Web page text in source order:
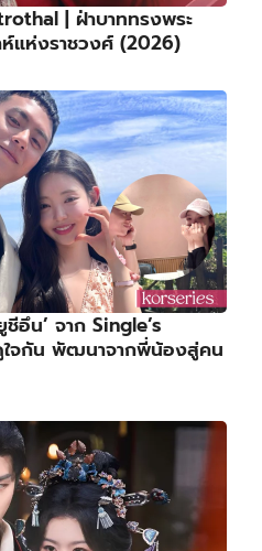
| ฝ่าบาททรงพระ
ห่งราชวงศ์ (2026)
อึน’ จาก Single’s
จกัน พัฒนาจากพี่น้องสู่คน